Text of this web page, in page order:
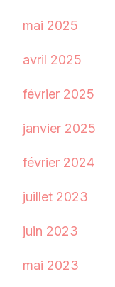
mai 2025
avril 2025
février 2025
janvier 2025
février 2024
juillet 2023
juin 2023
mai 2023